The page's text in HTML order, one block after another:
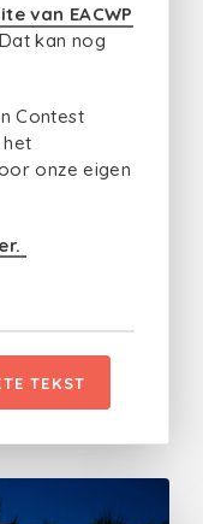
van EACWP
Dat kan nog
Contest
onze eigen
TEKST